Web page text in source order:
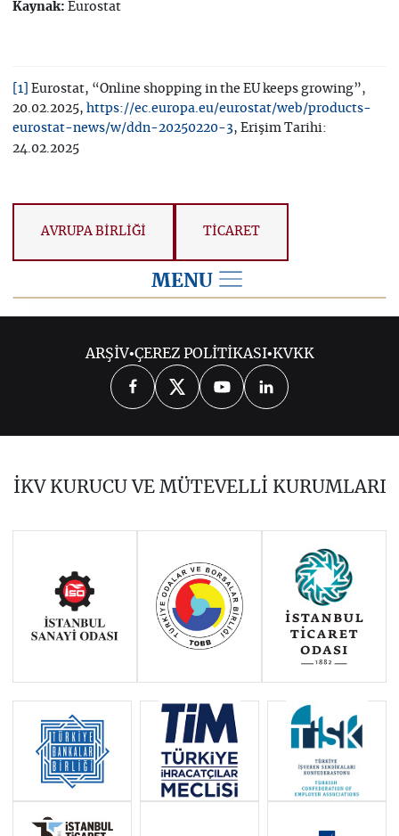
Kaynak: Eurostat
[1]
Eurostat, “Online shopping in the EU keeps growing”,
20.02.2025, https://ec.europa.eu/eurostat/web/products-
eurostat-news/w/ddn-20250220-3, Erişim Tarihi:
24.02.2025
AVRUPA BİRLİĞİ TİCARET
MENU
2026 2024 2023
2022 2021 2020
ARŞİV•ÇEREZ POLİTİKASI•KVKK
İKV KURUCU VE MÜTEVELLİ KURUMLARI